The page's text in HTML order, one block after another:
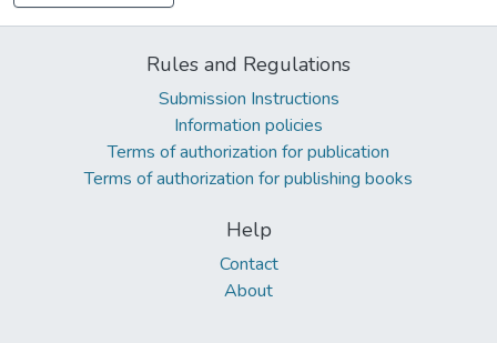
Rules and Regulations
Submission Instructions
Information policies
Terms of authorization for publication
Terms of authorization for publishing books
Help
Contact
About